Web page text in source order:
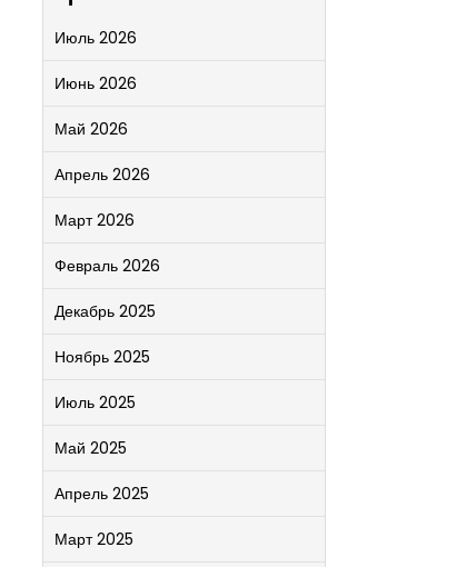
Июль 2026
Июнь 2026
Май 2026
Апрель 2026
Март 2026
Февраль 2026
Декабрь 2025
Ноябрь 2025
Июль 2025
Май 2025
Апрель 2025
Март 2025